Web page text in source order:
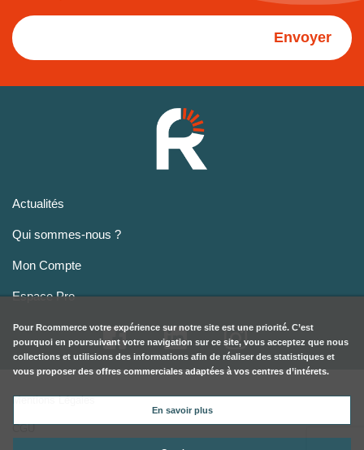
Envoyer
Actualités
Qui sommes-nous ?
Mon Compte
Espace Pro
Mentions Légales
CGU
Pour Rcommerce votre expérience sur notre site est une priorité. C’est
pourquoi en poursuivant votre navigation sur ce site, vous acceptez que nous
collections et utilisions des informations afin de réaliser des statistiques et
vous proposer des offres commerciales adaptées à vos centres d’intérets.
En savoir plus